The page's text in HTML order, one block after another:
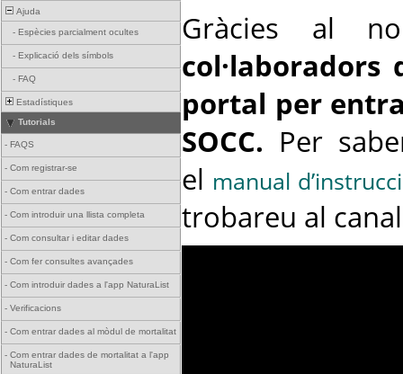
Ajuda
- Espècies parcialment ocultes
- Explicació dels símbols
- FAQ
Estadístiques
Tutorials
- FAQS
- Com registrar-se
- Com entrar dades
- Com introduir una llista completa
- Com consultar i editar dades
- Com fer consultes avançades
- Com introduir dades a l'app NaturaList
- Verificacions
- Com entrar dades al mòdul de mortalitat
- Com entrar dades de mortalitat a l'app
NaturaList
Gràcies al
portal per
SOCC. Per
el manual
trobareu al canal